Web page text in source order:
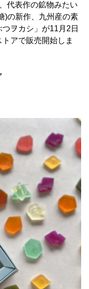
代表作の鉱物みたい
)の新作、九州産の素
ヲカシ」が11月2日
アで販売開始しま